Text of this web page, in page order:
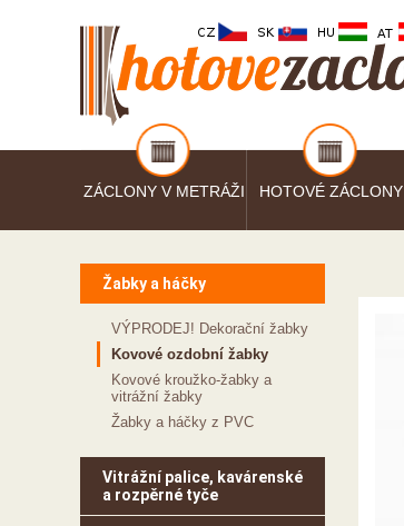
ZÁCLONY V METRÁŽI HOTOVÉ ZÁCLONY
Žabky a háčky
VÝPRODEJ! Dekorační žabky
Kovové ozdobní žabky
Kovové kroužko-žabky a
vitrážní žabky
Žabky a háčky z PVC
Vitrážní palice, kavárenské
a rozpěrné tyče